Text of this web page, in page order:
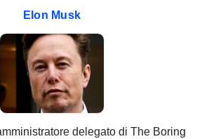
Elon Musk
delegato di The Boring